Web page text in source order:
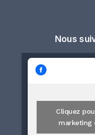
Nous
Cliquez
marketing